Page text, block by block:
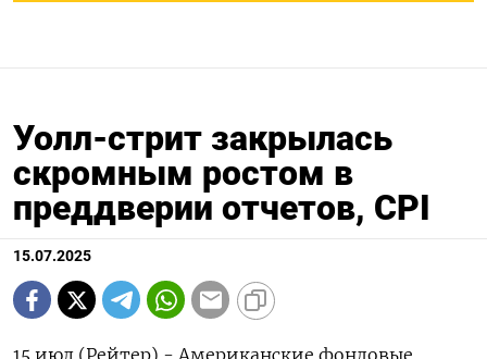
Уолл-стрит закрылась
скромным ростом в
преддверии отчетов, CPI
15.07.2025